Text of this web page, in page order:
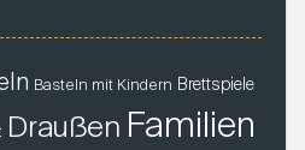
Basteln mit Kindern Brettspiele
Draußen Familien